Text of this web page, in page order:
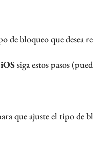
de bloqueo que desea
siga estos pasos
que ajuste el tipo de